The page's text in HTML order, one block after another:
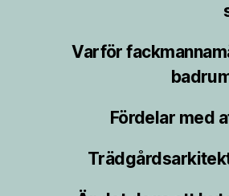
Varför
Fördelar med